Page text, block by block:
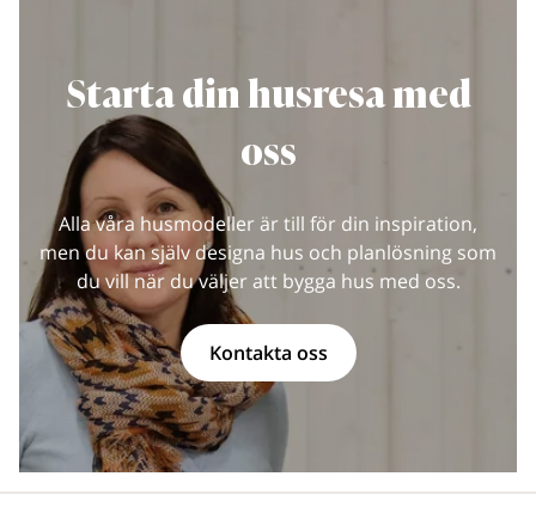
Starta din husresa med
oss
Alla våra husmodeller är till för din inspiration,
men du kan själv designa hus och planlösning som
du vill när du väljer att bygga hus med oss.
Kontakta oss